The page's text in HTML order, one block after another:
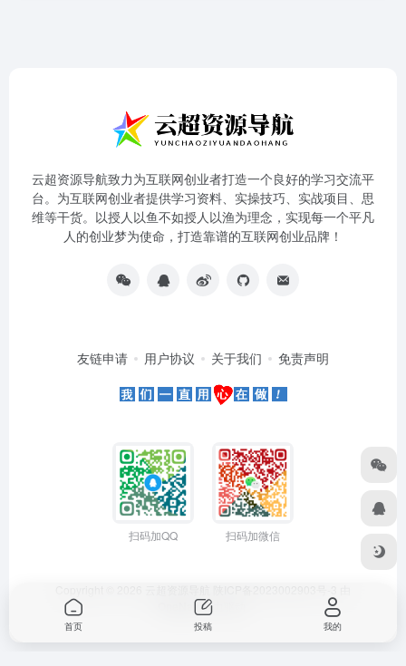
云超资源导航致力为互联网创业者打造一个良好的学习交流平
台。为互联网创业者提供学习资料、实操技巧、实战项目、思
维等干货。以授人以鱼不如授人以渔为理念，实现每一个平凡
人的创业梦为使命，打造靠谱的互联网创业品牌！
友链申请 用户协议 关于我们 免责声明
扫码加QQ 扫码加微信
OneNav强力驱动
首页 投稿 我的